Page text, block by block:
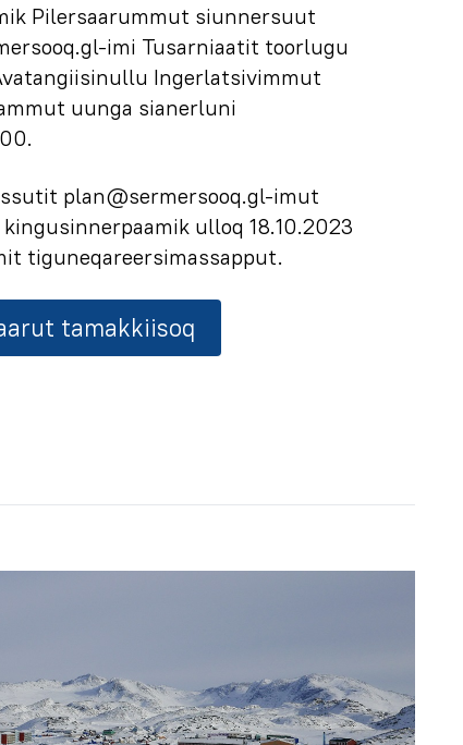
Pilersaarummut siunnersuut
imi Tusarniaatit toorlugu
Ingerlatsivimmut
uunga sianerluni
plan@sermersooq.gl-imut
ulloq 18.10.2023
tiguneqareersimassapput.
tamakkiisoq